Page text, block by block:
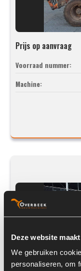
Deze website
We gebruiken
personaliseren, om
Prijs op aanvraag
Voorraad nummer:
Machine: